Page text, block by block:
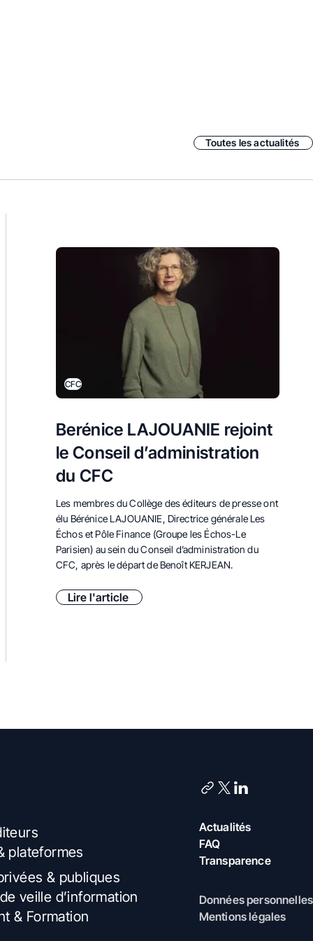
Toutes les actualités
CFC
Berénice LAJOUANIE rejoint
le Conseil d’administration
du CFC
Les membres du Collège des éditeurs de presse ont
élu Bérénice LAJOUANIE, Directrice générale Les
Échos et Pôle Finance (Groupe les Échos-Le
Parisien) au sein du Conseil d’administration du
CFC, après le départ de Benoît KERJEAN.
Lire l'article
plateformes
& publiques
veille d’information
& Formation
Actualités
FAQ
Transparence
Données personnelles
Mentions légales